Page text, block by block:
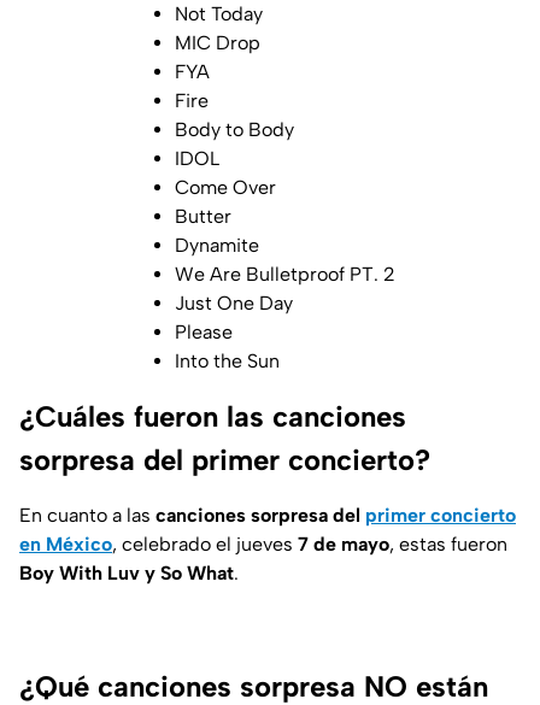
Not Today
MIC Drop
FYA
Fire
Body to Body
IDOL
Come Over
Butter
Dynamite
We Are Bulletproof PT. 2
Just One Day
Please
Into the Sun
¿Cuáles fueron las canciones
sorpresa del primer concierto?
En cuanto a las canciones sorpresa del primer concierto
en México, celebrado el jueves 7 de mayo, estas fueron
Boy With Luv y So What.
¿Qué canciones sorpresa NO están